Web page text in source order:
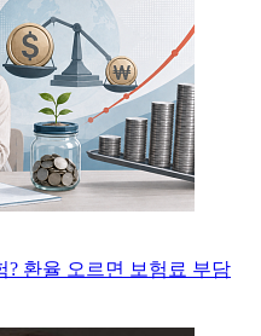
? 환율 오르면 보험료 부담